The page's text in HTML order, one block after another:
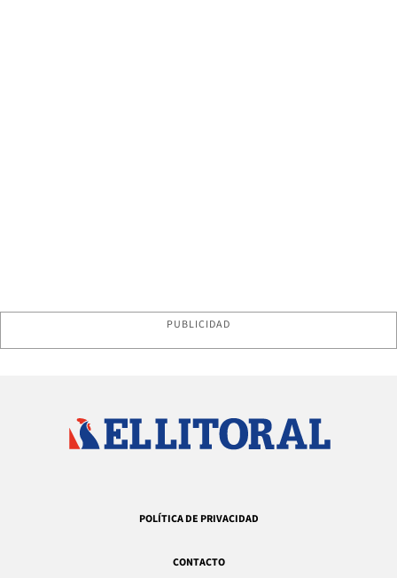
PUBLICIDAD
POLÍTICA DE PRIVACIDAD
CONTACTO